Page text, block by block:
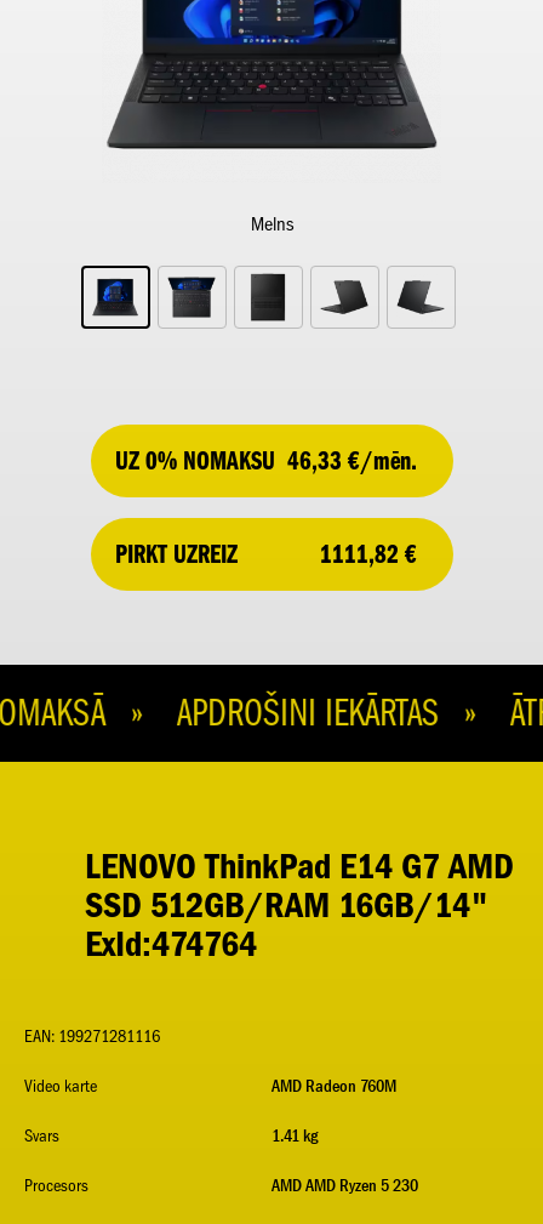
Melns
UZ 0% NOMAKSU 46,33 €/mēn.
PIRKT UZREIZ 1111,82 €
» APDROŠINI IEKĀRTAS »
LENOVO ThinkPad E14 G7 AMD
SSD 512GB/RAM 16GB/14"
ExId:474764
EAN: 199271281116
AMD Radeon 760M
Video karte
1.41 kg
Svars
AMD AMD Ryzen 5 230
Procesors